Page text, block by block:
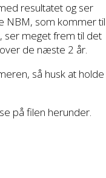
resultatet og ser
NBM, som kommer til
ser meget frem til det
de næste 2 år.
så husk at holde
på filen herunder.